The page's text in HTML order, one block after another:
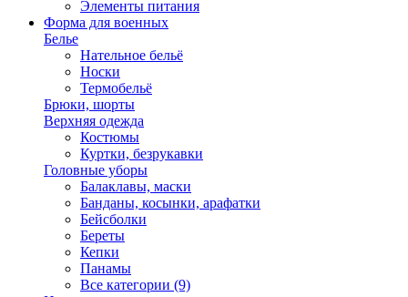
Элементы питания
Форма для военных
Белье
Нательное бельё
Носки
Термобельё
Брюки, шорты
Верхняя одежда
Костюмы
Куртки, безрукавки
Головные уборы
Балаклавы, маски
Банданы, косынки, арафатки
Бейсболки
Береты
Кепки
Панамы
Все категории (9)